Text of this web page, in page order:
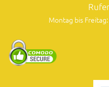
Montag bis